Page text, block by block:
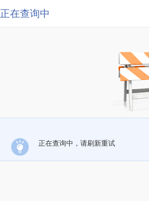
正在查询中
正在查询中，请刷新重试